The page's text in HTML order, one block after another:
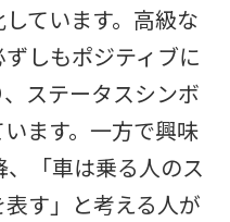
ています。高級な
しもポジティブに
ステータスシンボ
ます。一方で興味
「車は乗る人のス
す」と考える人が